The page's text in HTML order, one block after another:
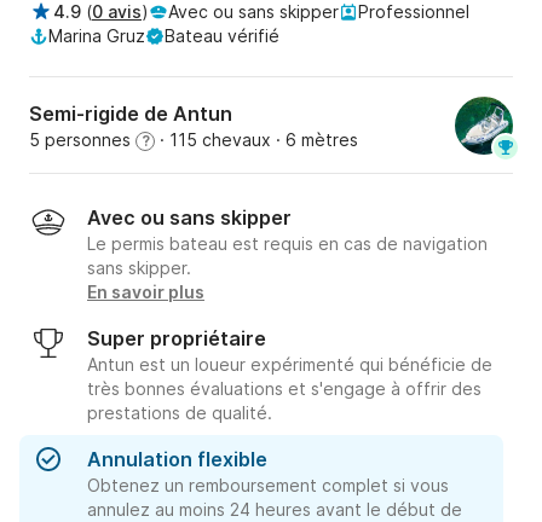
4.9 (0 avis) Avec ou sans skipper
Professionnel
Marina Gruz
Bateau vérifié
Semi-rigide de Antun
5 personnes ? · 115 chevaux · 6 mètres
Avec ou sans skipper
Le permis bateau est requis en cas de navigation
sans skipper.
En savoir plus
Super propriétaire
Antun est un loueur expérimenté qui bénéficie de
très bonnes évaluations et s'engage à offrir des
prestations de qualité.
Annulation flexible
Obtenez un remboursement complet si vous
annulez au moins 24 heures avant le début de